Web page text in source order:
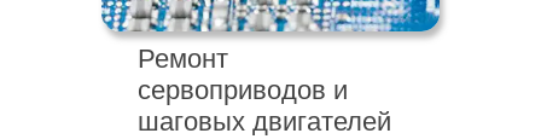
Ремонт
сервоприводов и
шаговых двигателей